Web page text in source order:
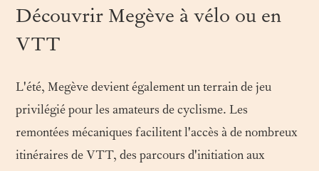
Découvrir Megève à vélo ou en
VTT
L'été, Megève devient également un terrain de jeu
privilégié pour les amateurs de cyclisme. Les
remontées mécaniques facilitent l'accès à de nombreux
itinéraires de VTT, des parcours d'initiation aux